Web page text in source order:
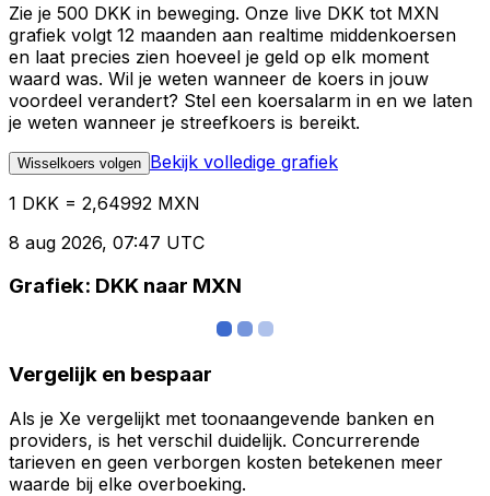
Zie je 500 DKK in beweging. Onze live DKK tot MXN
grafiek volgt 12 maanden aan realtime middenkoersen
en laat precies zien hoeveel je geld op elk moment
waard was. Wil je weten wanneer de koers in jouw
voordeel verandert? Stel een koersalarm in en we laten
je weten wanneer je streefkoers is bereikt.
Wisselkoers volgen Bekijk volledige grafiek
1 DKK = 2,64992 MXN
8 aug 2026, 07:47 UTC
Grafiek: DKK naar MXN
Vergelijk en bespaar
Als je Xe vergelijkt met toonaangevende banken en
providers, is het verschil duidelijk. Concurrerende
tarieven en geen verborgen kosten betekenen meer
waarde bij elke overboeking.